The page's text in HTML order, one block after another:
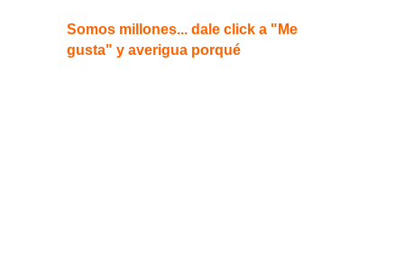
Somos millones... dale click a "Me
gusta" y averigua porqué